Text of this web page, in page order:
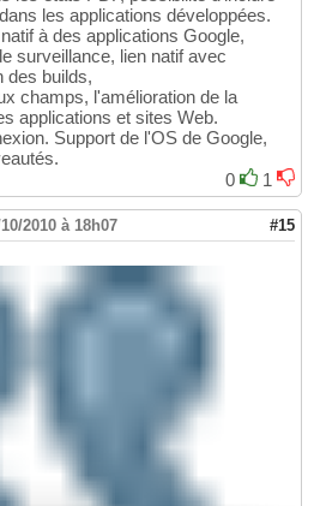
les applications développées.
à des applications Google,
surveillance, lien natif avec
des builds,
champs, l'amélioration de la
applications et sites Web.
Support de l'OS de Google,
0
1
2010 à 18h07 #15